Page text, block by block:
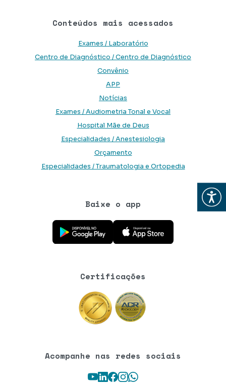
Abrir
Conteúdos mais acessados
Exames / Laboratório
Centro de Diagnóstico / Centro de Diagnóstico
Convênio
APP
Notícias
Exames / Audiometria Tonal e Vocal
Hospital Mãe de Deus
Especialidades / Anestesiologia
Orçamento
Especialidades / Traumatologia e Ortopedia
Baixe o app
Baixe o aplicativo na Google Play Store
Baixe o aplicativo na App Store
Certificações
Acompanhe nas redes sociais
Youtube
LinkedIn
Facebook
Instagram
WhatsApp